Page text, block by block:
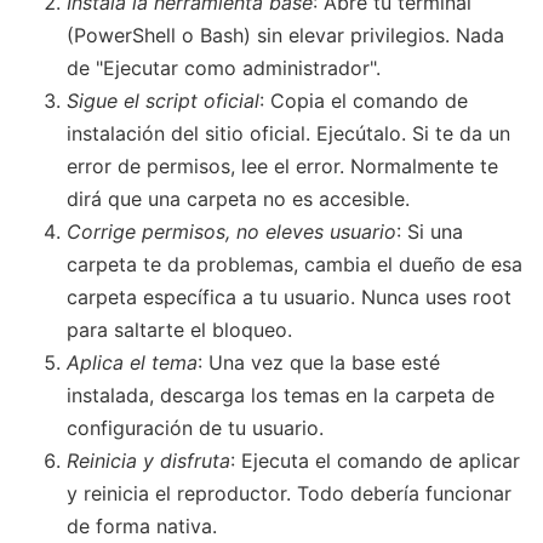
(PowerShell o Bash) sin elevar privilegios. Nada
de "Ejecutar como administrador".
Sigue el script oficial: Copia el comando de
instalación del sitio oficial. Ejecútalo. Si te da un
error de permisos, lee el error. Normalmente te
dirá que una carpeta no es accesible.
Corrige permisos, no eleves usuario: Si una
carpeta te da problemas, cambia el dueño de esa
carpeta específica a tu usuario. Nunca uses root
para saltarte el bloqueo.
Aplica el tema: Una vez que la base esté
instalada, descarga los temas en la carpeta de
configuración de tu usuario.
Reinicia y disfruta: Ejecuta el comando de aplicar
y reinicia el reproductor. Todo debería funcionar
de forma nativa.